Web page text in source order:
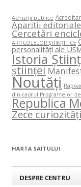
Achiziții publice
Apariții
Cercetări
ARTICOLELOR ŞTIINŢIFICE
personalități ale
Istoria
științei
Noutăți
din cadrul Programelor
Republica
Zece curiozități
HARTA SAITULUI
DESPRE CENTRU